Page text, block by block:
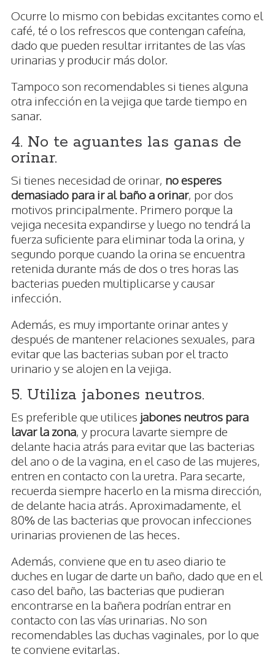
Ocurre lo mismo con bebidas excitantes como el
café, té o los refrescos que contengan cafeína,
dado que pueden resultar irritantes de las vías
urinarias y producir más dolor.
Tampoco son recomendables si tienes alguna
otra infección en la vejiga que tarde tiempo en
sanar.
4. No te aguantes las ganas de
orinar.
Si tienes necesidad de orinar, no esperes
demasiado para ir al baño a orinar, por dos
motivos principalmente. Primero porque la
vejiga necesita expandirse y luego no tendrá la
fuerza suficiente para eliminar toda la orina, y
segundo porque cuando la orina se encuentra
retenida durante más de dos o tres horas las
bacterias pueden multiplicarse y causar
infección.
Además, es muy importante orinar antes y
después de mantener relaciones sexuales, para
evitar que las bacterias suban por el tracto
urinario y se alojen en la vejiga.
5. Utiliza jabones neutros.
Es preferible que utilices jabones neutros para
lavar la zona, y procura lavarte siempre de
delante hacia atrás para evitar que las bacterias
del ano o de la vagina, en el caso de las mujeres,
entren en contacto con la uretra. Para secarte,
recuerda siempre hacerlo en la misma dirección,
de delante hacia atrás. Aproximadamente, el
80% de las bacterias que provocan infecciones
urinarias provienen de las heces.
Además, conviene que en tu aseo diario te
duches en lugar de darte un baño, dado que en el
caso del baño, las bacterias que pudieran
encontrarse en la bañera podrían entrar en
contacto con las vías urinarias. No son
recomendables las duchas vaginales, por lo que
te conviene evitarlas.